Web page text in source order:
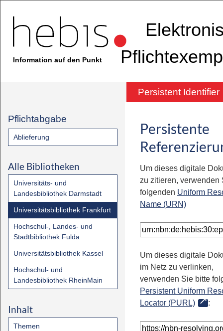
Information auf den Punkt
Persistent Identifier
Pflichtabgabe
Ablieferung
Alle Bibliotheken
Universitäts- und
Landesbibliothek Darmstadt
Universitätsbibliothek Frankfurt
Hochschul-, Landes- und
Stadtbibliothek Fulda
Universitätsbibliothek Kassel
Hochschul- und
Landesbibliothek RheinMain
Inhalt
Themen
Persistente
Um dieses digitale
zu zitieren, verwenden
folgenden Uniform
Name (URN)
Um dieses digitale
im Netz zu verlinken,
verwenden Sie bitte
Persistent Uniform
Locator (PURL)
: